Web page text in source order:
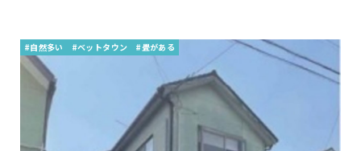
#自然多い #ベットタウン #畳がある